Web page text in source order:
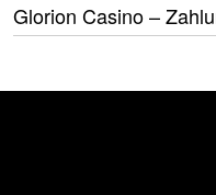
Glorion Casino –